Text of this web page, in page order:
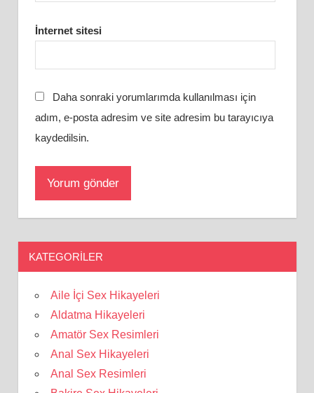
İnternet sitesi
Daha sonraki yorumlarımda kullanılması için
adım, e-posta adresim ve site adresim bu tarayıcıya
kaydedilsin.
KATEGORILER
Aile İçi Sex Hikayeleri
Aldatma Hikayeleri
Amatör Sex Resimleri
Anal Sex Hikayeleri
Anal Sex Resimleri